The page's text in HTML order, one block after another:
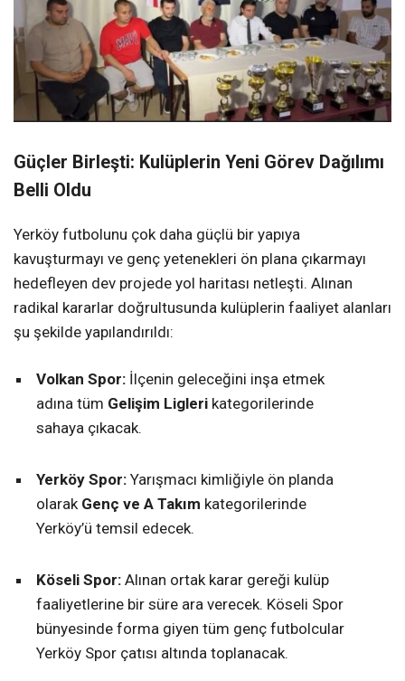
Güçler Birleşti: Kulüplerin Yeni Görev Dağılımı
Belli Oldu
Yerköy futbolunu çok daha güçlü bir yapıya
kavuşturmayı ve genç yetenekleri ön plana çıkarmayı
hedefleyen dev projede yol haritası netleşti. Alınan
radikal kararlar doğrultusunda kulüplerin faaliyet alanları
şu şekilde yapılandırıldı:
Volkan Spor: İlçenin geleceğini inşa etmek
adına tüm Gelişim Ligleri kategorilerinde
sahaya çıkacak.
Yerköy Spor: Yarışmacı kimliğiyle ön planda
olarak Genç ve A Takım kategorilerinde
Yerköy’ü temsil edecek.
Köseli Spor: Alınan ortak karar gereği kulüp
faaliyetlerine bir süre ara verecek. Köseli Spor
bünyesinde forma giyen tüm genç futbolcular
Yerköy Spor çatısı altında toplanacak.